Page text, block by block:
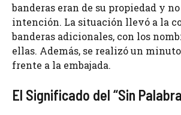
banderas eran de su propiedad y
intención. La situación llevó a la
banderas adicionales, con los
ellas. Además, se realizó un
frente a la embajada.
El Significado del “Sin